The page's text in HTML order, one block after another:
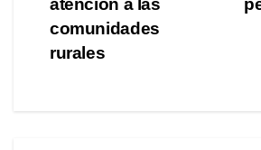
o
k
atención a las
comunidades
rurales